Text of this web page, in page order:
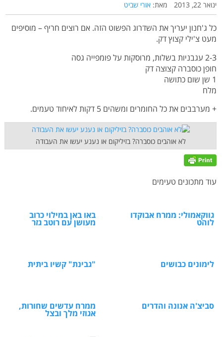
ינואר 22, 2013 מאת: אורי שביט
כל ג'חנון יעריך את השדרוג הפשוט הזה. אם רוצים חריף – מוסיפים
מעט צ'ילי קצוץ דק.
2-3 עגבניות בשלות, מרוסקות על פומפייה גסה
חופן כוסברה קצוצה דק
1 שן שום כתושה
מלח
+ מערבבים את כל החומרים ומשהים 5 דקות לאיחוד טעמים.
לא אוהבים כוסברה? בזיליקום או נענע יעשו את העבודה
עוד מתכונים טעימים
גווקאמולי: ממרח אבוקדו
לוהט
באו באן במילוי כרוב
מעושן עם רוטב גזר
לימונים כבושים "גבינת" קשיו ביתית
סביצ'ה אנונה והדרים ממרח עדשים שחורות,
אגוזי מלך ובצל